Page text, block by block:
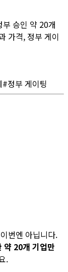
승인 약 20개
가격, 정부 게이
#정부 게이팅
번엔 아닙니다.
약 20개 기업만
.